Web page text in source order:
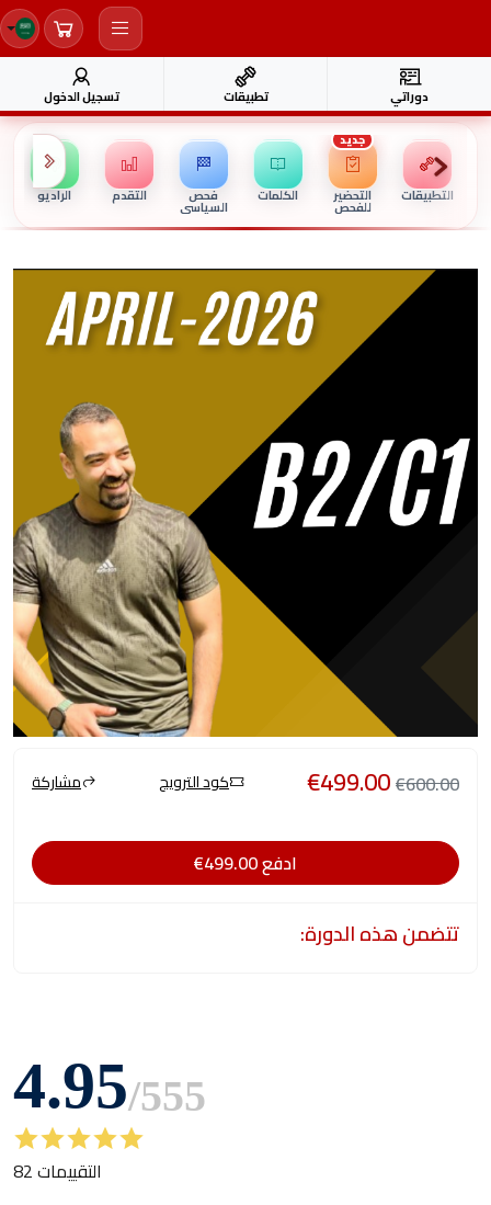
دوراتي تطبيقات تسجيل الدخول
التطبيقات
جديد
التحضير
للفحص
الكلمات فحص
السياسي
التقدم الراديو
€600.00 كود الترويج مشاركة
ادفع€499.00
تتضمن هذه الدورة:
4.95/555
82 التقييمات